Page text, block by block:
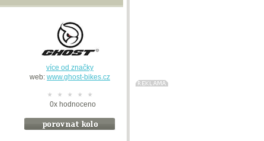
více od značky
web: www.ghost-bikes.cz
0xhodnoceno